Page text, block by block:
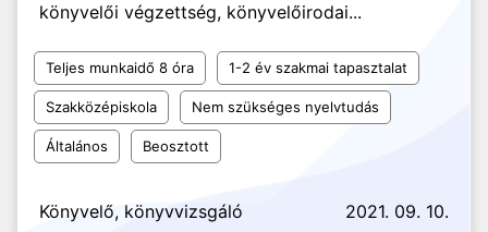
könyvelői végzettség, könyvelőirodai...
Teljes munkaidő 8 óra 1-2 év szakmai tapasztalat
Szakközépiskola Nem szükséges nyelvtudás
Általános Beosztott
Könyvelő, könyvvizsgáló 2021. 09. 10.